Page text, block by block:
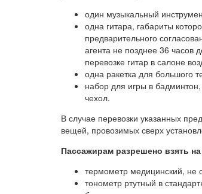
один музыкальный
одна гитара, габариты
предварительного
агента не позднее 36 часов
перевозке гитар в салоне
одна ракетка для большого
набор для игры в
чехол.
В случае перевозки указанных
вещей, провозимых сверх
Пассажирам разрешено взять
термометр медицинский, не
тонометр ртутный в